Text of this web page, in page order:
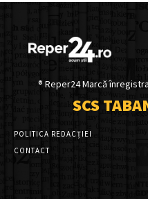
® Reper24 Marcă
SCS
POLITICA REDACȚIEI
CONTACT